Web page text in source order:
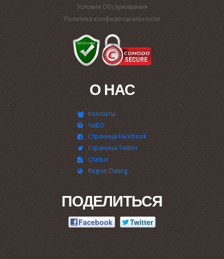
Условия Обслуживания
Политика конфиденциальности
О НАС
Контакты
ЧаВО
Страница Facebook
Страница Twitter
Статьи
Region Dating
ПОДЕЛИТЬСЯ
Facebook Twitter